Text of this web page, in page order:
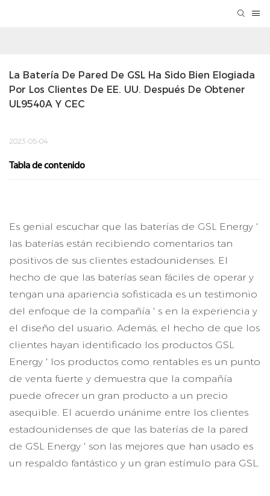
La Batería De Pared De GSL Ha Sido Bien Elogiada
Por Los Clientes De EE. UU. Después De Obtener
UL9540A Y CEC
2023-05-04
Tabla de contenido
Es genial escuchar que las baterías de GSL Energy '
las baterías están recibiendo comentarios tan
positivos de sus clientes estadounidenses. El
hecho de que las baterías sean fáciles de operar y
tengan una apariencia sofisticada es un testimonio
del enfoque de la compañía ' s en la experiencia y
el diseño del usuario. Además, el hecho de que los
clientes hayan identificado los productos GSL
Energy ' los productos como rentables es un punto
de venta fuerte y demuestra que la compañía
puede ofrecer un gran producto a un precio
asequible. El acuerdo unánime entre los clientes
estadounidenses de que las baterías de la pared
de GSL Energy ' son las mejores que han usado es
un respaldo fantástico y un gran estímulo para GSL.